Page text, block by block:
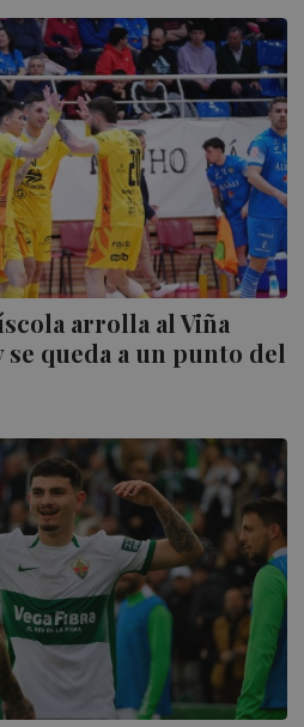
arrolla al Viña
se queda a un punto del